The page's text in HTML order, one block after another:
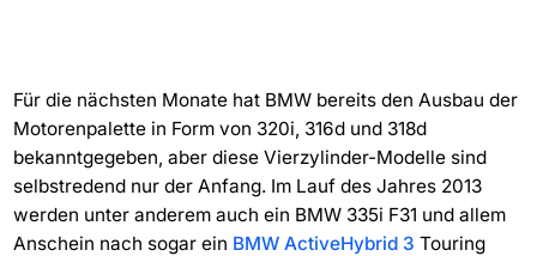
Für die nächsten Monate hat BMW bereits den Ausbau der
Motorenpalette in Form von 320i, 316d und 318d
bekanntgegeben, aber diese Vierzylinder-Modelle sind
selbstredend nur der Anfang. Im Lauf des Jahres 2013
werden unter anderem auch ein BMW 335i F31 und allem
Anschein nach sogar ein BMW ActiveHybrid 3 Touring